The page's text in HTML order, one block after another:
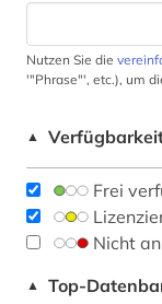
Nutzen Sie die
'"Phrase"', etc.), um
▲
Frei
Nicht
▲ Top-